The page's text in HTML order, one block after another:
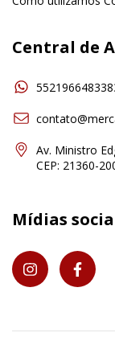
Central de
Av. Ministro
CEP: 21360-
Mídias